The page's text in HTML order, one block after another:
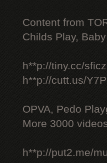
Content from
Childs Play,
h**p://tiny.cc/
h**p://cutt.us/
OPVA, Pedo
More 3000
h**p://put2.me/